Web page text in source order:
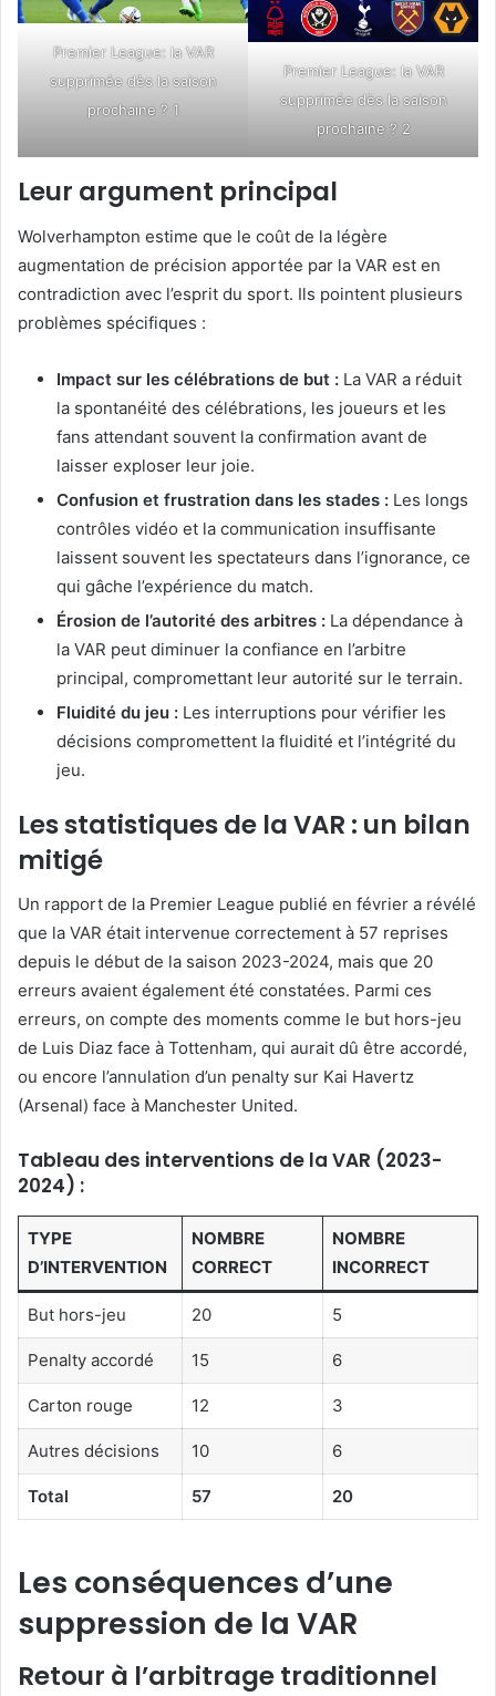
Premier League: la VAR
supprimée dès la saison
prochaine ? 1
Premier League: la VAR
supprimée dès la saison
prochaine ? 2
Leur argument principal
Wolverhampton estime que le coût de la légère
augmentation de précision apportée par la VAR est en
contradiction avec l’esprit du sport. Ils pointent plusieurs
problèmes spécifiques :
Impact sur les célébrations de but : La VAR a réduit
la spontanéité des célébrations, les joueurs et les
fans attendant souvent la confirmation avant de
laisser exploser leur joie.
Confusion et frustration dans les stades : Les longs
contrôles vidéo et la communication insuffisante
laissent souvent les spectateurs dans l’ignorance, ce
qui gâche l’expérience du match.
Érosion de l’autorité des arbitres : La dépendance à
la VAR peut diminuer la confiance en l’arbitre
principal, compromettant leur autorité sur le terrain.
Fluidité du jeu : Les interruptions pour vérifier les
décisions compromettent la fluidité et l’intégrité du
jeu.
Les statistiques de la VAR : un bilan
mitigé
Un rapport de la Premier League publié en février a révélé
que la VAR était intervenue correctement à 57 reprises
depuis le début de la saison 2023-2024, mais que 20
erreurs avaient également été constatées. Parmi ces
erreurs, on compte des moments comme le but hors-jeu
de Luis Diaz face à Tottenham, qui aurait dû être accordé,
ou encore l’annulation d’un penalty sur Kai Havertz
(Arsenal) face à Manchester United.
Tableau des interventions de la VAR (2023-
2024) :
TYPE
D’INTERVENTION
NOMBRE
CORRECT
NOMBRE
INCORRECT
But hors-jeu 20 5
Penalty accordé 15 6
Carton rouge 12 3
Autres décisions 10 6
Total 57 20
Les conséquences d’une
suppression de la VAR
Retour à l’arbitrage traditionnel